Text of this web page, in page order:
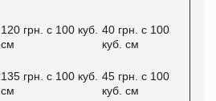
120 грн. с 100 куб.
см
40 грн. с 100
куб. см
135 грн. с 100 куб.
см
45 грн. с 100
куб. см